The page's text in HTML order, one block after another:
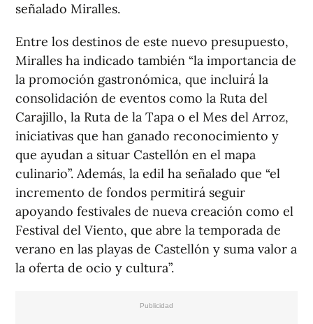
señalado Miralles.
Entre los destinos de este nuevo presupuesto,
Miralles ha indicado también “la importancia de
la promoción gastronómica, que incluirá la
consolidación de eventos como la Ruta del
Carajillo, la Ruta de la Tapa o el Mes del Arroz,
iniciativas que han ganado reconocimiento y
que ayudan a situar Castellón en el mapa
culinario”. Además, la edil ha señalado que “el
incremento de fondos permitirá seguir
apoyando festivales de nueva creación como el
Festival del Viento, que abre la temporada de
verano en las playas de Castellón y suma valor a
la oferta de ocio y cultura”.